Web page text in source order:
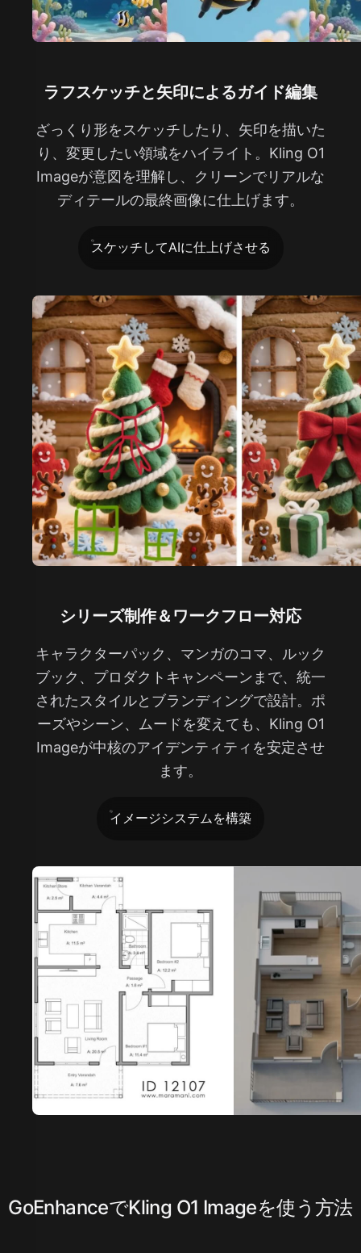
ラフスケッチと矢印によるガイド編集
ざっくり形をスケッチしたり、矢印を描いた
り、変更したい領域をハイライト。Kling O1
Imageが意図を理解し、クリーンでリアルな
ディテールの最終画像に仕上げます。
スケッチしてAIに仕上げさせる
シリーズ制作＆ワークフロー対応
キャラクターパック、マンガのコマ、ルック
ブック、プロダクトキャンペーンまで、統一
されたスタイルとブランディングで設計。ポ
ーズやシーン、ムードを変えても、Kling O1
Imageが中核のアイデンティティを安定させ
ます。
イメージシステムを構築
GoEnhanceでKling O1 Imageを使う方法